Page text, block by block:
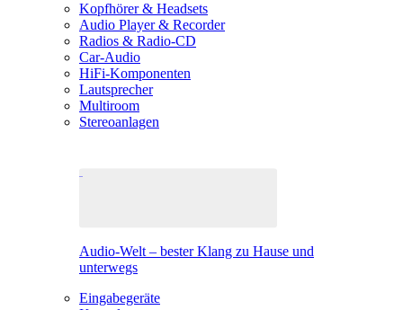
Kopfhörer & Headsets
Audio Player & Recorder
Radios & Radio-CD
Car-Audio
HiFi-Komponenten
Lautsprecher
Multiroom
Stereoanlagen
Audio-Welt – bester Klang zu Hause und
unterwegs
Eingabegeräte